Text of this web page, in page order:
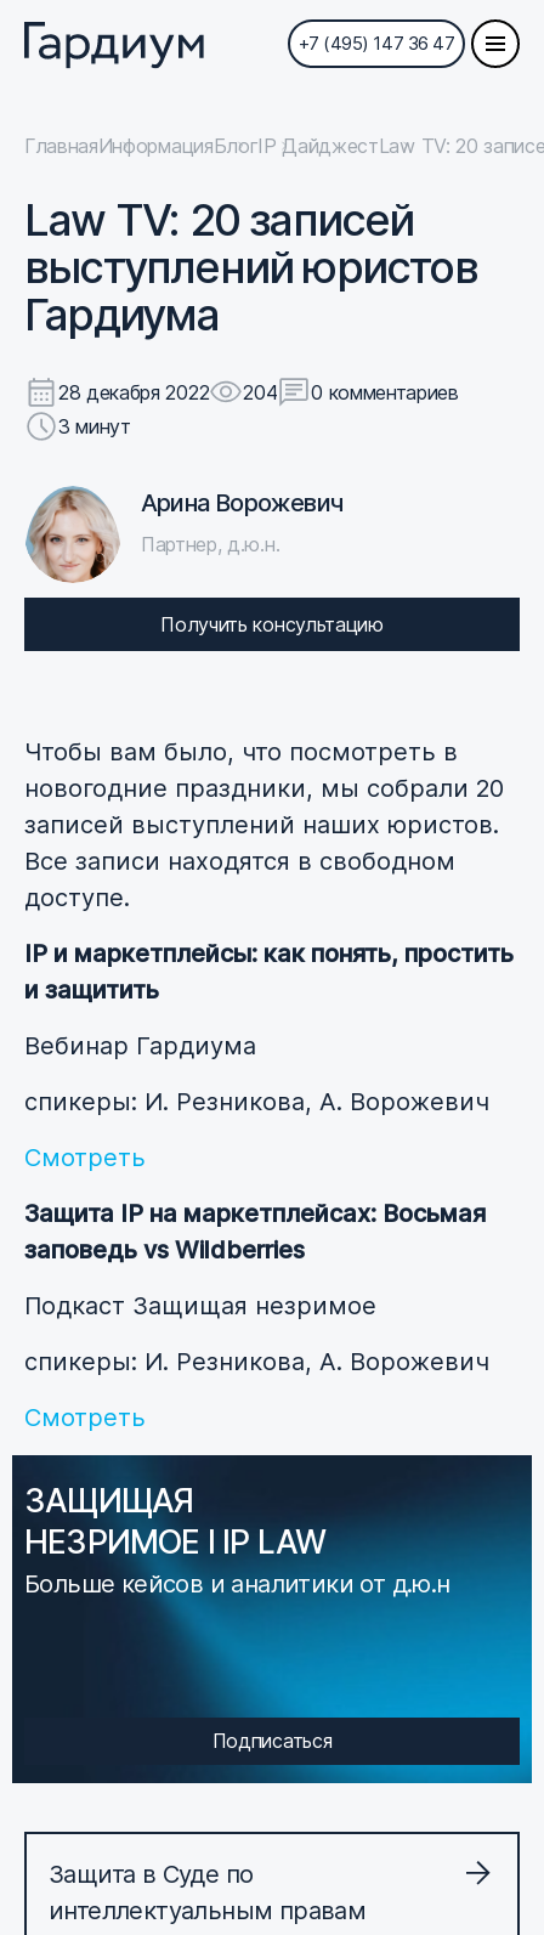
+7 (495) 147 36 47
ГлавнаяИнформацияБлогIP ДайджестLaw TV: 20
Law TV: 20 записей
выступлений юристов
Гардиума
28 декабря 2022 204
0 комментариев
3 минут
Арина Ворожевич
Партнер, д.ю.н.
Получить консультацию
Чтобы вам было, что посмотреть в
новогодние праздники, мы собрали 20
записей выступлений наших юристов.
Все записи находятся в свободном
доступе.
IP и маркетплейсы: как понять, простить
и защитить
Вебинар Гардиума
спикеры: И. Резникова, А. Ворожевич
Смотреть
Защита IP на маркетплейсах: Восьмая
заповедь vs Wildberries
Подкаст Защищая незримое
спикеры: И. Резникова, А. Ворожевич
Смотреть
ЗАЩИЩАЯ
НЕЗРИМОЕ I IP LAW
Больше кейсов и аналитики от д.ю.н
Подписаться
Защита в Суде по
интеллектуальным правам